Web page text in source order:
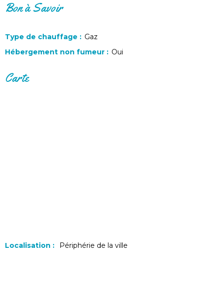
Bon à Savoir
Type de chauffage : Gaz
Hébergement non fumeur : Oui
Carte
Localisation : Périphérie de la ville